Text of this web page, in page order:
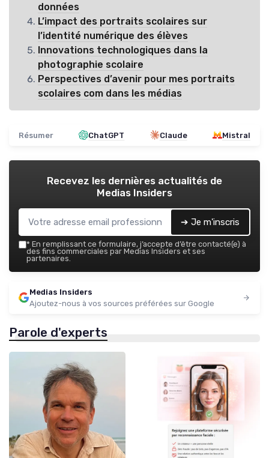
données
L’impact des portraits scolaires sur
l’identité numérique des élèves
Innovations technologiques dans la
photographie scolaire
Perspectives d’avenir pour mes portraits
scolaires com dans les médias
Résumer ChatGPT Claude Mistral
Recevez les dernières actualités de
Medias Insiders
➔ Je m'inscris
* En remplissant ce formulaire, j’accepte d’être contacté(e) à
des fins commerciales par Medias Insiders et ses
partenaires.
Medias Insiders
Ajoutez-nous à vos sources préférées sur Google
Parole d'experts